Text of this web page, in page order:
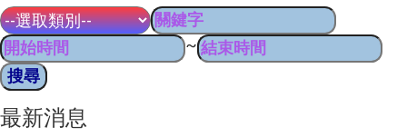
~
最新消息